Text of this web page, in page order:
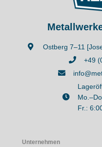
Ostberg 7–11
+49
Fr.:
Unternehmen